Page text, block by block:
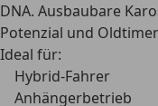
DNA. Ausbaubare
Potenzial und
Ideal für:
Hybrid-Fahrer
Anhängerbetrieb